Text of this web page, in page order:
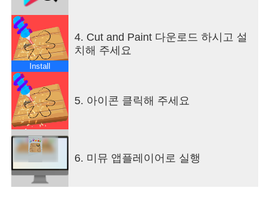
Install
4. Cut and Paint 다운로드 하시고 설
치해 주세요
5. 아이콘 클릭해 주세요
6. 미뮤 앱플레이어로 실행